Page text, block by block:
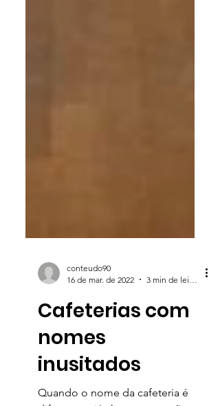
16 de mar. de 2022
Cafeterias com
nomes
inusitados